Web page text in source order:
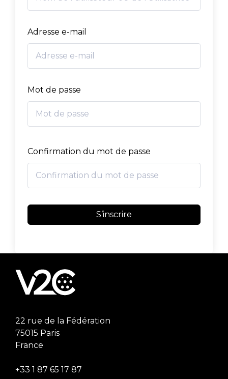
Adresse e-mail
Mot de passe
Confirmation du mot de passe
S’inscrire
22 rue de la Fédération
75015 Paris
France
+33 1 87 65 17 87